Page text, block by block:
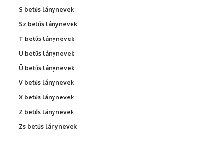
S betűs lánynevek
Sz betűs lánynevek
T betűs lánynevek
U betűs lánynevek
Ü betűs lánynevek
V betűs lánynevek
X betűs lánynevek
Z betűs lánynevek
Zs betűs lánynevek